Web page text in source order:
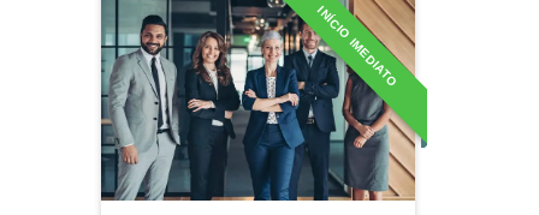
INÍCIO IMEDIATO
MBA em Gestão
Estratégica de Pessoas
Detalhes do curso
Ir para Inscrição